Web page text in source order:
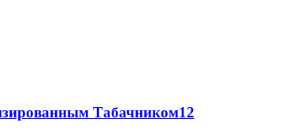
Табачником12